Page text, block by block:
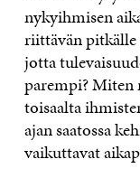
nykyihmisen
riittävän pitkälle
jotta
parempi?
toisaalta
ajan saatossa
vaikuttavat